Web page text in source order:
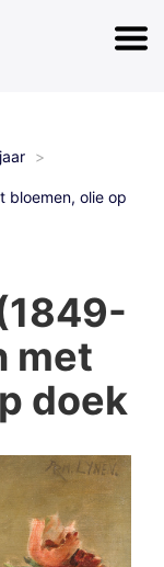
bloemen, olie op
met
doek